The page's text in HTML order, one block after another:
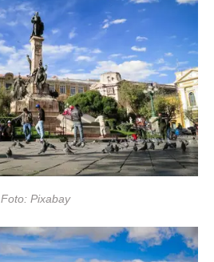
Foto: Pixabay